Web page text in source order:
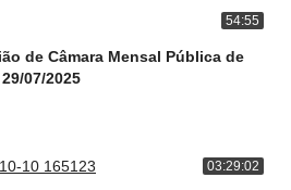
54:55
de Câmara Mensal Pública de
07/2025
03:29:02